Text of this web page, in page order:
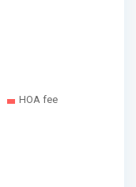
HOA fee